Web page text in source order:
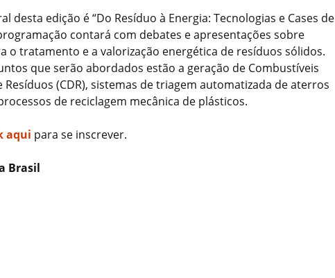
desta edição é “Do Resíduo à Energia: Tecnologias e Cases de
contará com debates e apresentações sobre
o tratamento e a valorização energética de resíduos sólidos.
que serão abordados estão a geração de Combustíveis
Resíduos (CDR), sistemas de triagem automatizada de aterros
de reciclagem mecânica de plásticos.
aqui para se inscrever.
Brasil